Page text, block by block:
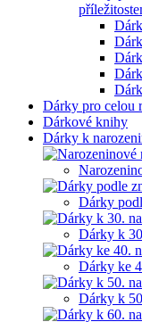
Dárky pro celou
Dárkové knihy
Dárky k
Dárky
Dárky k
Dárky ke
Dárky k